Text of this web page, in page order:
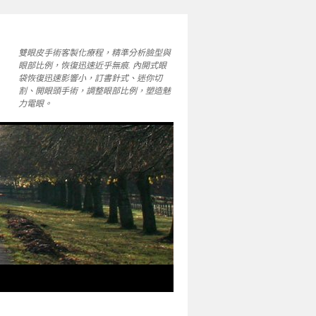
雙眼皮手術客製化療程，精準分析臉型與
眼部比例，恢復迅速近乎無痕. 內開式眼
袋恢復迅速影響小，訂書針式、迷你切
割、開眼頭手術，調整眼部比例，塑造魅
力電眼。